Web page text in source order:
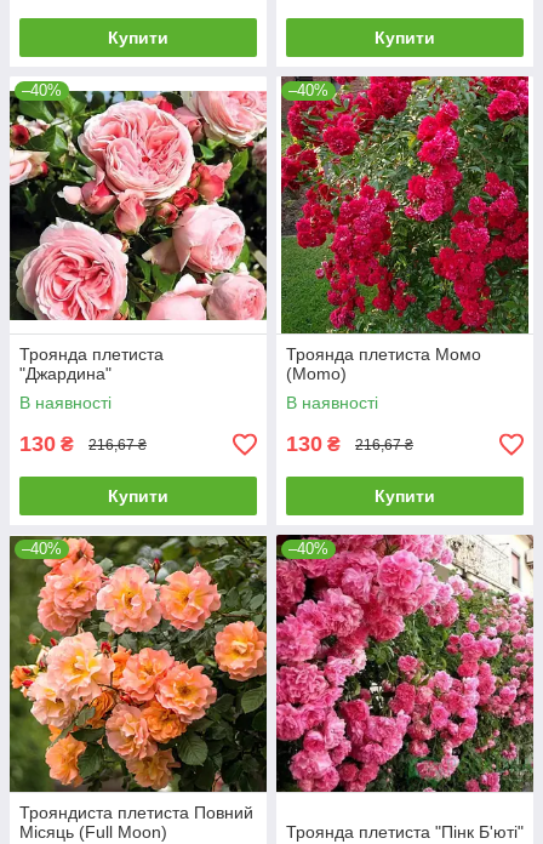
Купити Купити
–40%
Троянда плетиста
"Джардина"
В наявності
130 ₴ 216,67 ₴
Купити
–40%
Троянда плетиста Момо
(Momo)
В наявності
130 ₴ 216,67 ₴
Купити
–40%
Трояндиста плетиста Повний
Місяць (Full Moon)
–40%
Троянда плетиста "Пінк Б'юті"